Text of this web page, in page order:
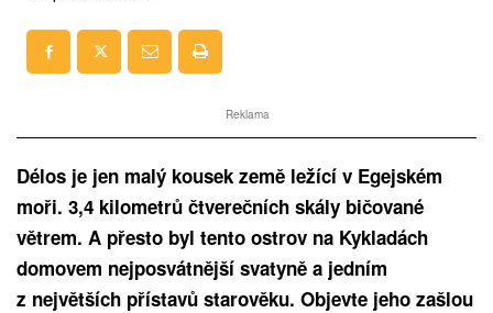
Reklama
Délos je jen malý kousek země ležící v Egejském
moři. 3,4 kilometrů čtverečních skály bičované
větrem. A přesto byl tento ostrov na Kykladách
domovem nejposvátnější svatyně a jedním
z největších přístavů starověku. Objevte jeho zašlou